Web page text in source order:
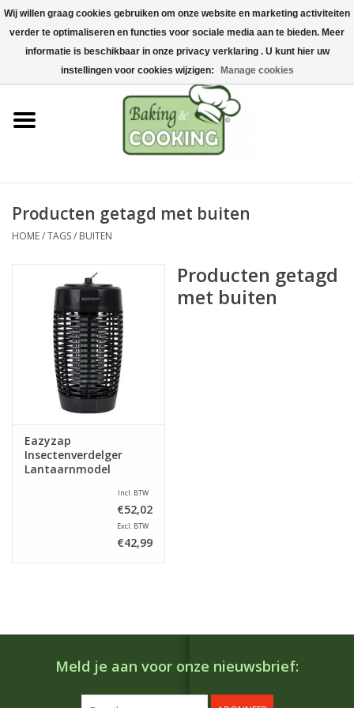
Home
Bak-& kookgerei
Machines & onderdelen
Chocolade & ijsbereiding
Hygiëne & opslag
Grondstoffen & Presentatie
Producten getagd met buiten
HOME/TAGS/ BUITEN
Eazyzap
Insectenverdelger
Lantaarnmodel
Incl. BTW
€52,02
Excl. BTW
€42,99
Producten getagd
met buiten
Meld je aan voor onze nieuwsbrief:
Wij willen graag cookies gebruiken om onze website en marketing activiteiten
verder te optimaliseren en functies voor sociale media aan te bieden. Meer
informatie is beschikbaar in onze privacy verklaring . U kunt hier uw
instellingen voor cookies wijzigen:
Manage cookies